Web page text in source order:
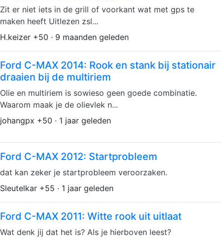
Zit er niet iets in de grill of voorkant wat met gps te
maken heeft Uitlezen zsl...
H.keizer +50 · 9 maanden geleden
Ford C-MAX 2014: Rook en stank bij stationair
draaien bij de multiriem
Olie en multiriem is sowieso geen goede combinatie.
Waarom maak je de olievlek n...
johangpx +50 · 1 jaar geleden
Ford C-MAX 2012: Startprobleem
dat kan zeker je startprobleem veroorzaken.
Sleutelkar +55 · 1 jaar geleden
Ford C-MAX 2011: Witte rook uit uitlaat
Wat denk jij dat het is? Als je hierboven leest?